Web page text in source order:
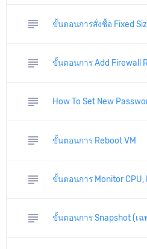
subject ขั้นตอนการสั่งซื้อ Fixed
subject ขั้นตอนการ Add Firewall
subject How To Set New
subject ขั้นตอนการ Reboot VM
subject ขั้นตอนการ Monitor CPU,
subject ขั้นตอนการ Snapshot (เฉ